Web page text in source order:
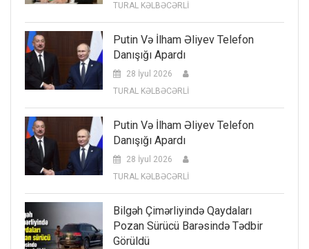
TURAL KƏLBƏCƏRLİ
Putin Və İlham Əliyev Telefon
Danışığı Apardı
28 İyul 2026
TURAL KƏLBƏCƏRLİ
Putin Və İlham Əliyev Telefon
Danışığı Apardı
28 İyul 2026
TURAL KƏLBƏCƏRLİ
Bilgəh Çimərliyində Qaydaları
Pozan Sürücü Barəsində Tədbir
Görüldü